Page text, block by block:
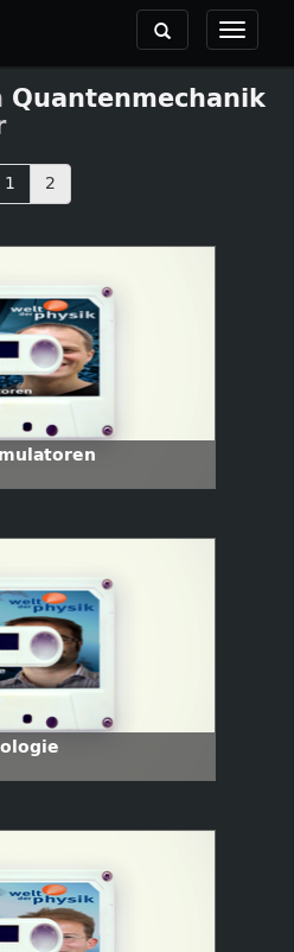
Toggle
Toggle
navigation
Quantenmechanik
1 2